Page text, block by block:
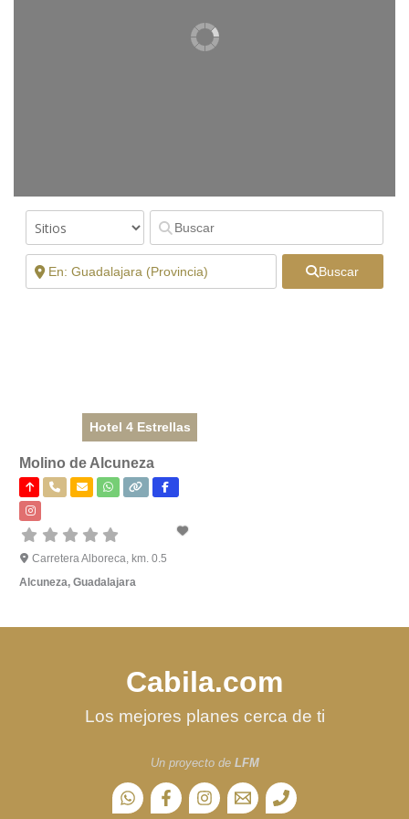
Buscar
Hotel 4 Estrellas
Molino de Alcuneza
Carretera Alboreca, km. 0.5
Alcuneza, Guadalajara
Cabila.com
Los mejores planes cerca de ti
Un proyecto de LFM